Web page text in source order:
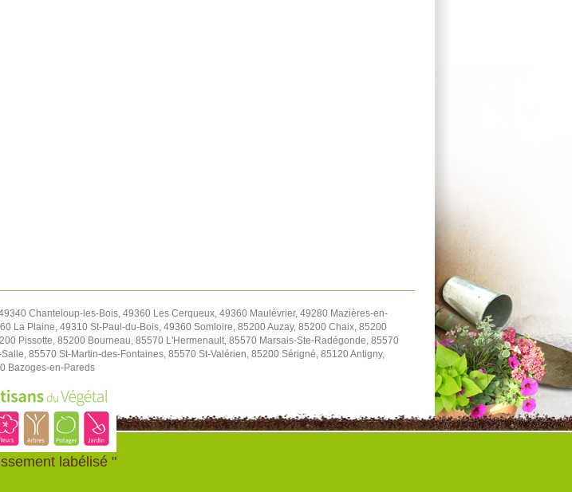
Chanteloup-les-Bois, 49360 Les Cerqueux, 49360 Maulévrier, 49280 Mazières-en-
La Plaine, 49310 St-Paul-du-Bois, 49360 Somloire, 85200 Auzay, 85200 Chaix, 85200
Pissotte, 85200 Bourneau, 85570 L'Hermenault, 85570 Marsais-Ste-Radégonde, 85570
85570 St-Martin-des-Fontaines, 85570 St-Valérien, 85200 Sérigné, 85120 Antigny,
Bazoges-en-Pareds
labélisé "